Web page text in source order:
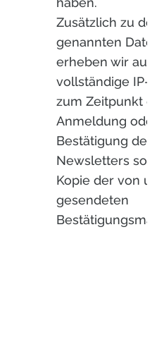
Zusätzlich zu
genannten Daten
erheben wir
vollständige IP-
zum Zeitpunkt
Anmeldung oder
Bestätigung des
Newsletters
Kopie der von
gesendeten
Bestätigungsmail.